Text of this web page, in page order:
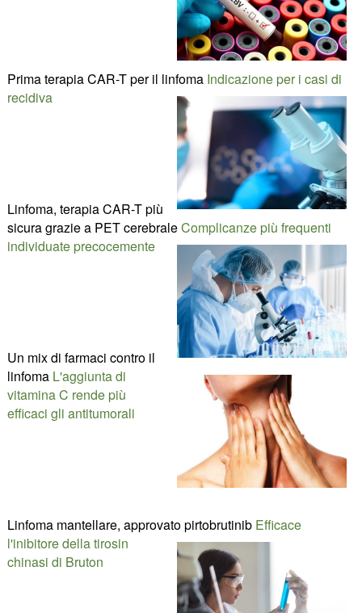
Prima terapia CAR-T per il linfoma Indicazione per i casi di
recidiva
Linfoma, terapia CAR-T più
sicura grazie a PET cerebraleComplicanze più frequenti
individuate precocemente
Un mix di farmaci contro il
linfoma L'aggiunta di
vitamina C rende più
efficaci gli antitumorali
Linfoma mantellare, approvato pirtobrutinib Efficace
l'inibitore della tirosin
chinasi di Bruton